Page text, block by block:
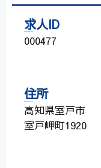
求人ID
000477
住所
高知県室戸市
室戸岬町1920